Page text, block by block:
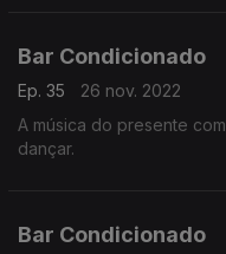
Bar Condicionado
Ep. 35
26 nov. 2022
A música do presente
dançar.
Bar Condicionado